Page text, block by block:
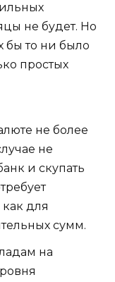
не будет. Но
бы то ни было
простых
не более
не
и скупать
для
сумм.
на